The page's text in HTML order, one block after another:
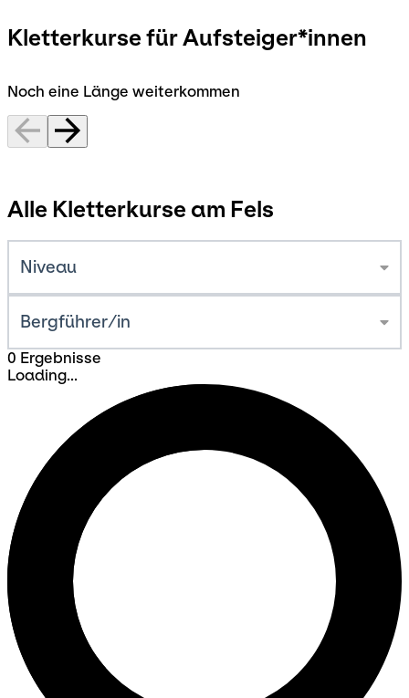
Kletterkurse für Aufsteiger*innen
Noch eine Länge weiterkommen
Alle Kletterkurse am Fels
Niveau
Bergführer/in
0 Ergebnisse
Loading...